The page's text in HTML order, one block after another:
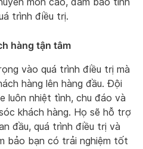
môn cao, đảm bảo tính
trình điều trị.
hàng tận tâm
vào quá trình điều trị mà
hàng lên hàng đầu. Đội
luôn nhiệt tình, chu đáo và
khách hàng. Họ sẽ hỗ trợ
đầu, quá trình điều trị và
bảo bạn có trải nghiệm tốt